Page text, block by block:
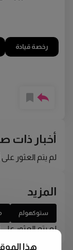
رخصة قيادة
أخبار ذات
لم يتم العثور
المزيد
ستوكهولم
لم يتم العثور
هذا